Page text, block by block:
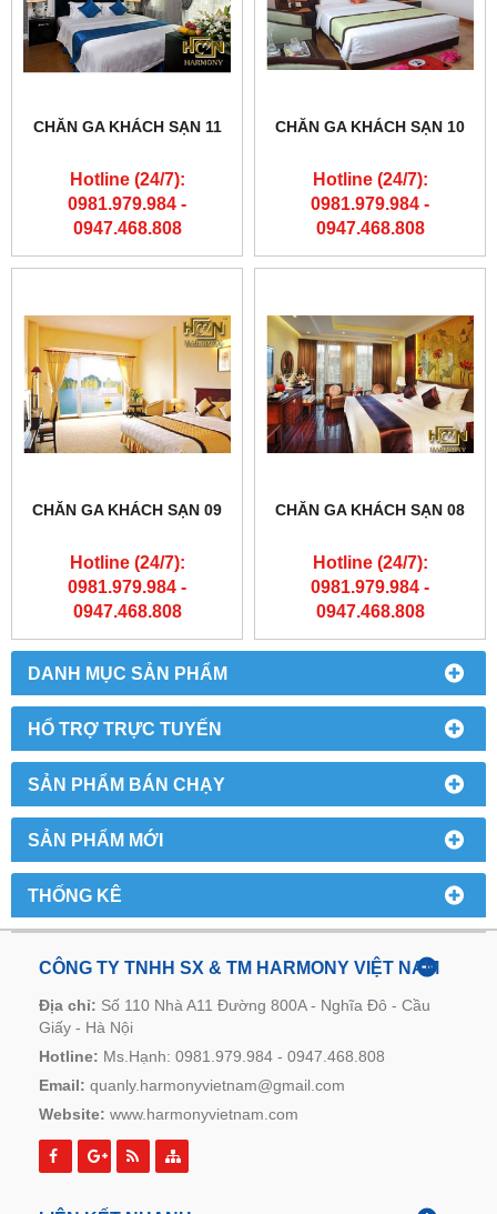
DANH MỤC SẢN PHẨM
HỔ TRỢ TRỰC TUYẾN
SẢN PHẨM BÁN CHẠY
SẢN PHẨM MỚI
THỐNG KÊ
CHĂN GA KHÁCH SẠN 11
Hotline (24/7):
0981.979.984 -
0947.468.808
CHĂN GA KHÁCH SẠN 10
Hotline (24/7):
0981.979.984 -
0947.468.808
CHĂN GA KHÁCH SẠN 09
Hotline (24/7):
0981.979.984 -
0947.468.808
CHĂN GA KHÁCH SẠN 08
Hotline (24/7):
0981.979.984 -
0947.468.808
CÔNG TY TNHH SX & TM HARMONY VIỆT NAM
Địa chỉ: Số 110 Nhà A11 Đường 800A - Nghĩa Đô - Cầu
Giấy - Hà Nội
Hotline: Ms.Hạnh: 0981.979.984 - 0947.468.808
Email: quanly.harmonyvietnam@gmail.com
Website: www.harmonyvietnam.com